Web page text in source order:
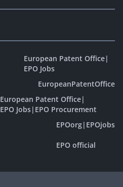
European Patent Office|
EPO Jobs
EuropeanPatentOffice
European Patent Office|
EPO Jobs| EPO Procurement
EPOorg| EPOjobs
EPO official